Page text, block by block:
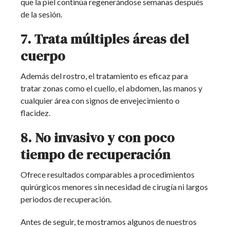
de la sesión.
7. Trata múltiples áreas del
cuerpo
Además del rostro, el tratamiento es eficaz para
tratar zonas como el cuello, el abdomen, las manos y
cualquier área con signos de envejecimiento o
flacidez.
8. No invasivo y con poco
tiempo de recuperación
Ofrece resultados comparables a procedimientos
quirúrgicos menores sin necesidad de cirugía ni largos
periodos de recuperación.
Antes de seguir, te mostramos algunos de nuestros